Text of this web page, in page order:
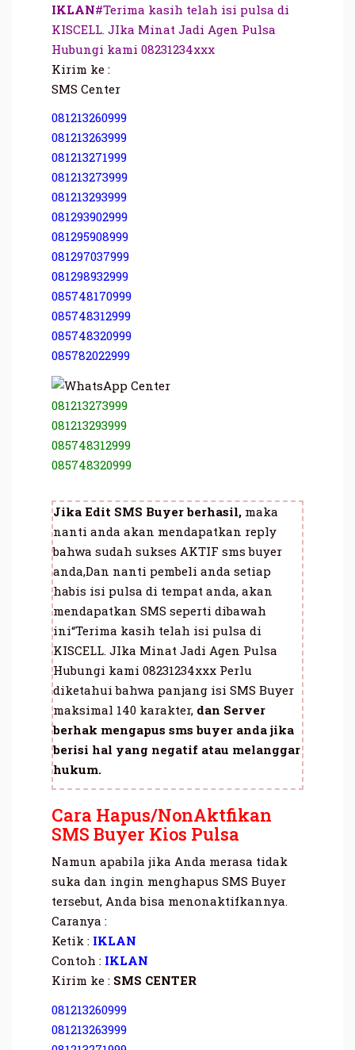
IKLAN#Terima kasih telah isi pulsa di
KISCELL. JIka Minat Jadi Agen Pulsa
Hubungi kami 08231234xxx
Kirim ke :
SMS Center
081213260999
081213263999
081213271999
081213273999
081213293999
081293902999
081295908999
081297037999
081298932999
085748170999
085748312999
085748320999
085782022999
081213273999
081213293999
085748312999
085748320999
Jika Edit SMS Buyer berhasil, maka
nanti anda akan mendapatkan reply
bahwa sudah sukses AKTIF sms buyer
anda,Dan nanti pembeli anda setiap
habis isi pulsa di tempat anda, akan
mendapatkan SMS seperti dibawah
ini“Terima kasih telah isi pulsa di
KISCELL. JIka Minat Jadi Agen Pulsa
Hubungi kami 08231234xxx Perlu
diketahui bahwa panjang isi SMS Buyer
maksimal 140 karakter, dan Server
berhak mengapus sms buyer anda jika
berisi hal yang negatif atau melanggar
hukum.
Cara Hapus/NonAktfikan
SMS Buyer Kios Pulsa
Namun apabila jika Anda merasa tidak
suka dan ingin menghapus SMS Buyer
tersebut, Anda bisa menonaktifkannya.
Caranya :
Ketik : IKLAN
Contoh : IKLAN
Kirim ke : SMS CENTER
081213260999
081213263999